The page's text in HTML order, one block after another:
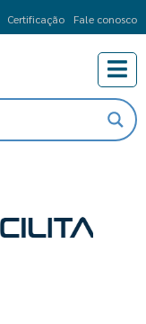
Certificação Fale conosco